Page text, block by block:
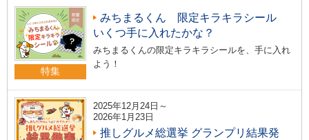
特集
みちまるくん 限定キラキラシール
いくつ手に入れたかな？
みちまるくんの限定キラキラシールを、手に入れ
よう！
2025年12月24日～
2026年1月23日
推しグルメ総選挙 グランプリ結果発